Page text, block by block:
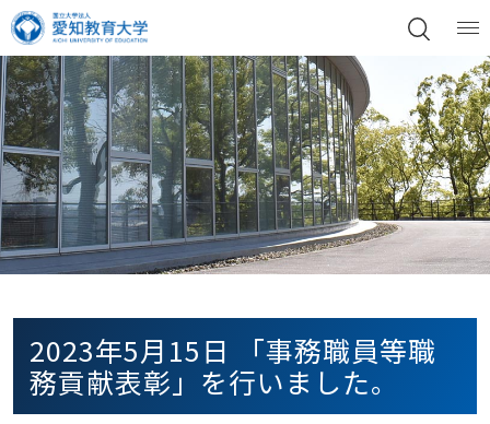
2023年5月15日 「事務職員等職
務貢献表彰」を行いました。